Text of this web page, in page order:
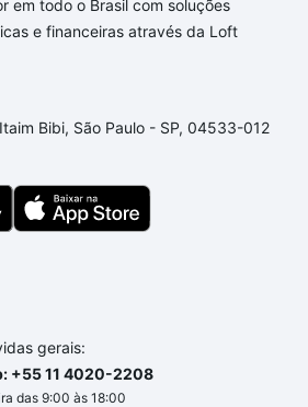
no processo de
portal
com segurança e
você até as chaves.
em todo o Brasil com soluções
e financeiras através da Loft
Bibi, São Paulo - SP, 04533-012
gerais:
+55 11 4020-2208
das 9:00 às 18:00